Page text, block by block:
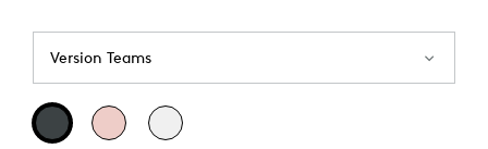
Version Teams